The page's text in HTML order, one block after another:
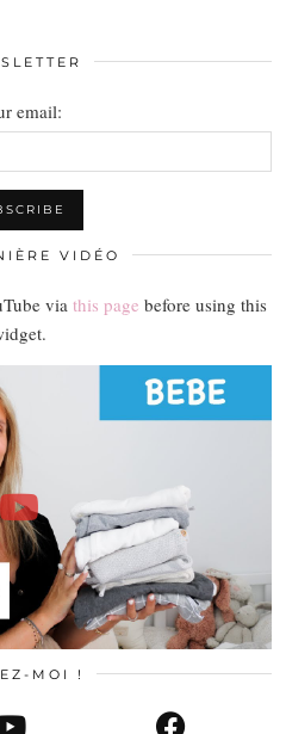
email:
VIDÉO
via this page before using this
MOI !